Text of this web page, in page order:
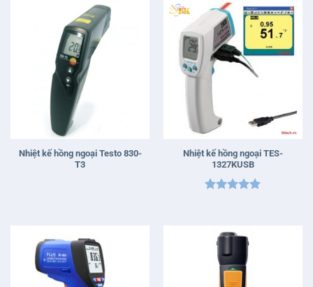
Nhiệt kế hồng ngoại Testo 830-
T3
Nhiệt kế hồng ngoại TES-
1327KUSB